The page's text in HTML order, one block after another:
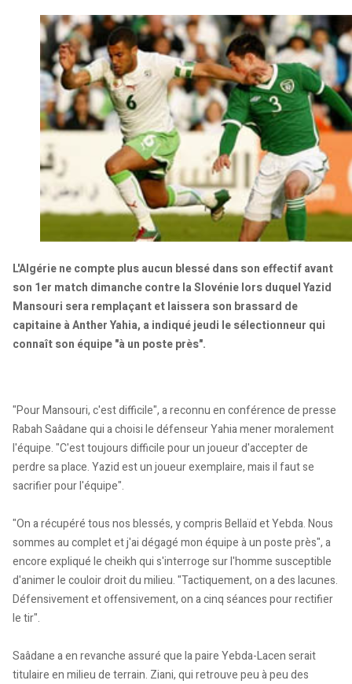
L'Algérie ne compte plus aucun blessé dans son effectif avant
son 1er match dimanche contre la Slovénie lors duquel Yazid
Mansouri sera remplaçant et laissera son brassard de
capitaine à Anther Yahia, a indiqué jeudi le sélectionneur qui
connaît son équipe "à un poste près".
"Pour Mansouri, c'est difficile", a reconnu en conférence de presse
Rabah Saâdane qui a choisi le défenseur Yahia mener moralement
l'équipe. "C'est toujours difficile pour un joueur d'accepter de
perdre sa place. Yazid est un joueur exemplaire, mais il faut se
sacrifier pour l'équipe".
"On a récupéré tous nos blessés, y compris Bellaïd et Yebda. Nous
sommes au complet et j'ai dégagé mon équipe à un poste près", a
encore expliqué le cheikh qui s'interroge sur l'homme susceptible
d'animer le couloir droit du milieu. "Tactiquement, on a des lacunes.
Défensivement et offensivement, on a cinq séances pour rectifier
le tir".
Saâdane a en revanche assuré que la paire Yebda-Lacen serait
titulaire en milieu de terrain. Ziani, qui retrouve peu à peu des